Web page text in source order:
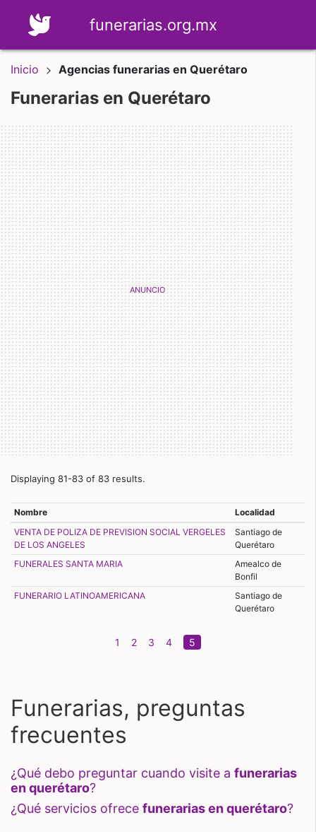
funerarias.org.mx
Inicio Agencias funerarias en Querétaro
Funerarias en Querétaro
Displaying 81-83 of 83 results.
Nombre
Localidad
VENTA DE POLIZA DE PREVISION SOCIAL VERGELES
DE LOS ANGELES
Santiago de
Querétaro
FUNERALES SANTA MARIA
Amealco de
Bonfil
FUNERARIO LATINOAMERICANA
Santiago de
Querétaro
1 2 3 4 5(current)
Funerarias, preguntas
frecuentes
¿qué debo preguntar cuando visite a funerarias
en querétaro?
¿qué servicios ofrece funerarias en querétaro?